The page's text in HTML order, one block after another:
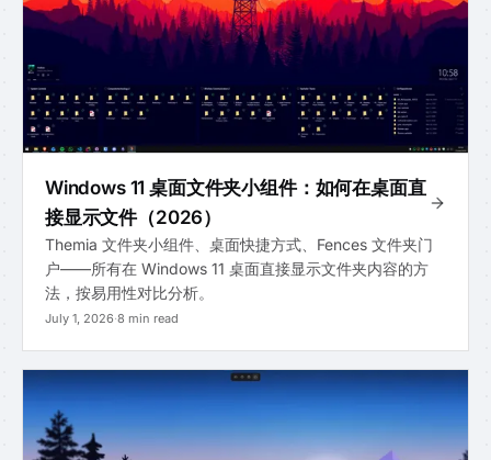
Windows 11 桌面文件夹小组件：如何在桌面直
接显示文件（2026）
Themia 文件夹小组件、桌面快捷方式、Fences 文件夹门
户——所有在 Windows 11 桌面直接显示文件夹内容的方
法，按易用性对比分析。
July 1, 2026·8 min read